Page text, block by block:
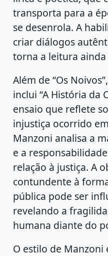
transporta para a
se desenrola. A
criar diálogos
torna a leitura
Além de “Os
inclui “A História da
ensaio que reflete
injustiça ocorrido
Manzoni analisa a
e a
relação à justiça. A
contundente à
pública pode ser
revelando a
humana diante do
O estilo de